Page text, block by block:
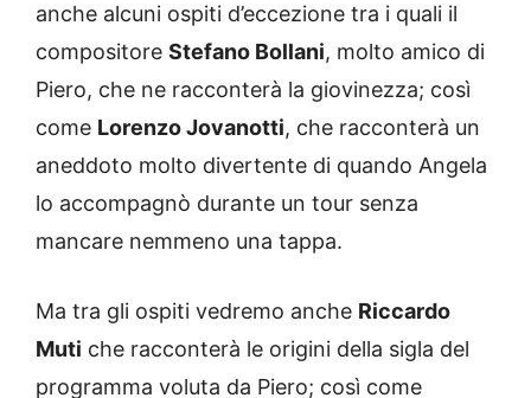
anche alcuni ospiti d’eccezione tra i quali il
compositore Stefano Bollani, molto amico di
Piero, che ne racconterà la giovinezza; così
come Lorenzo Jovanotti, che racconterà un
aneddoto molto divertente di quando Angela
lo accompagnò durante un tour senza
mancare nemmeno una tappa.
Ma tra gli ospiti vedremo anche Riccardo
Muti che racconterà le origini della sigla del
programma voluta da Piero; così come